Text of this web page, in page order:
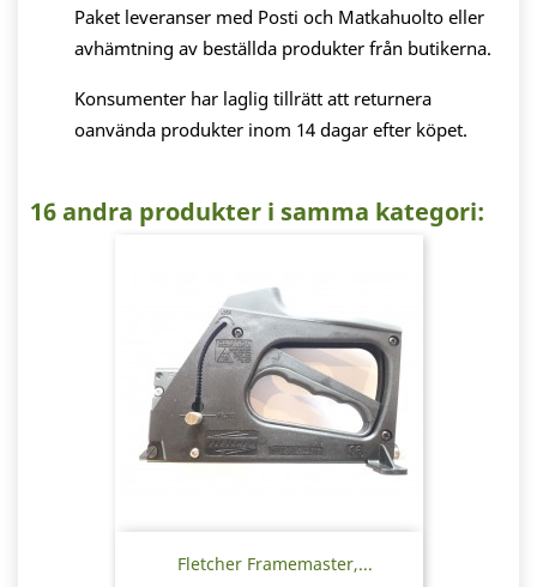
Paket leveranser med Posti och Matkahuolto eller
avhämtning av beställda produkter från butikerna.
Konsumenter har laglig tillrätt att returnera
oanvända produkter inom 14 dagar efter köpet.
16 andra produkter i samma kategori:
Fletcher Framemaster,...